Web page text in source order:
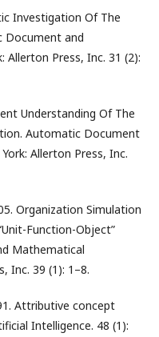
Investigation Of The
Document and
Allerton Press, Inc. 31 (2):
Understanding Of The
Automatic Document
Allerton Press, Inc.
Organization Simulation
Function-Object”
Mathematical
Inc. 39 (1): 1–8.
Attributive concept
Intelligence. 48 (1):